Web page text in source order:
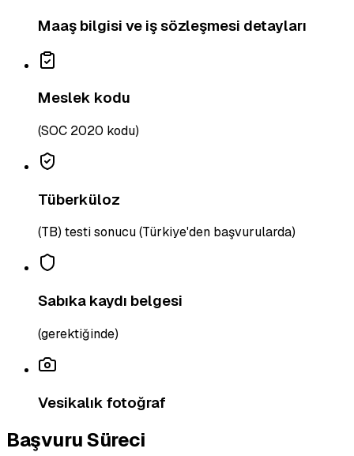
Maaş bilgisi ve iş sözleşmesi detayları
Meslek kodu
(SOC 2020 kodu)
Tüberküloz
(TB) testi sonucu (Türkiye'den başvurularda)
Sabıka kaydı belgesi
(gerektiğinde)
Vesikalık fotoğraf
Başvuru Süreci